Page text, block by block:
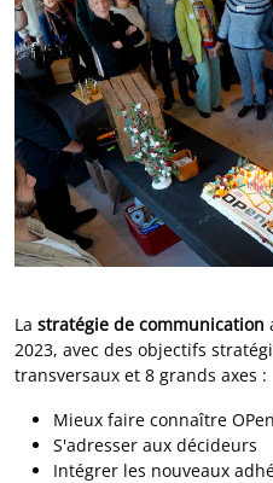
La stratégie de communication
2023, avec des objectifs
transversaux et 8 grands axes :
Mieux faire connaître
S'adresser aux décideurs
Intégrer les nouveaux